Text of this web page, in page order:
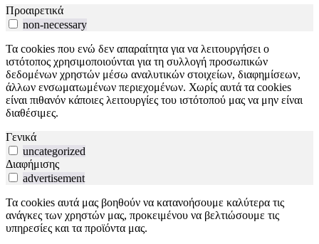
Προαιρετικά
non-necessary
Τα cookies που ενώ δεν απαραίτητα για να λειτουργήσει ο
ιστότοπος χρησιμοποιούνται για τη συλλογή προσωπικών
δεδομένων χρηστών μέσω αναλυτικών στοιχείων, διαφημίσεων,
άλλων ενσωματωμένων περιεχομένων. Χωρίς αυτά τα cookies
είναι πιθανόν κάποιες λειτουργίες του ιστότοπού μας να μην είναι
διαθέσιμες.
Γενικά
uncategorized
Διαφήμισης
advertisement
Τα cookies αυτά μας βοηθούν να κατανοήσουμε καλύτερα τις
ανάγκες των χρηστών μας, προκειμένου να βελτιώσουμε τις
υπηρεσίες και τα προϊόντα μας.